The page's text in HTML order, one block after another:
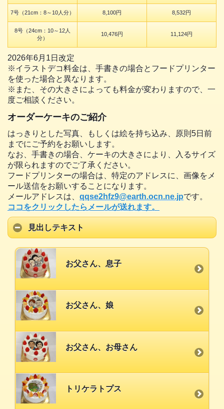
7号（21cm：8～10人分） 8,100円 8,532円
8号（24cm：10～12人
分）
10,476円 11,124円
2026年6月1日改定
※イラストデコ料金は、手書きの場合とフードプリンター
を使った場合と異なります。
※また、その大きさによっても料金が変わりますので、一
度ご相談ください。
オーダーケーキのご紹介
はっきりとした写真、もしくは絵を持ち込み、原則5日前
までにご予約をお願いします。
なお、手書きの場合、ケーキの大きさにより、入るサイズ
が限られますのでご了承ください。
フードプリンターの場合は、特定のアドレスに、画像をメ
ール送信をお願いすることになります。
メールアドレスは、 qqse2hfz9@earth.ocn.ne.jpです。
ココをクリックしたらメールが送れます。
見出しテキスト
お父さん、息子
お父さん、娘
お父さん、お母さん
トリケラトプス